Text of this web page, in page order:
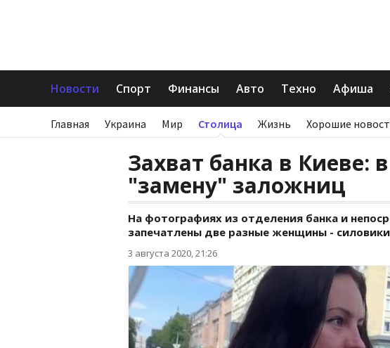
Новости Спорт Финансы Авто Техно Афиша
Главная Украина Мир Столица Жизнь Хорошие
Захват банка в Киеве:
"замену" заложниц
На фотографиях из отделения банка и
запечатлены две разные женщины -
3 августа 2020, 21:26